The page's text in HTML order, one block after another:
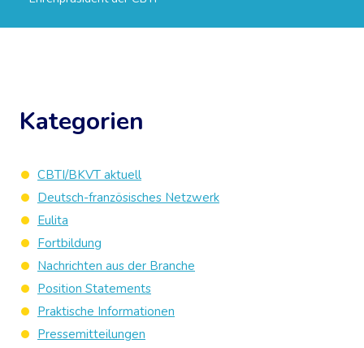
Kategorien
CBTI/BKVT aktuell
Deutsch-französisches Netzwerk
Eulita
Fortbildung
Nachrichten aus der Branche
Position Statements
Praktische Informationen
Pressemitteilungen